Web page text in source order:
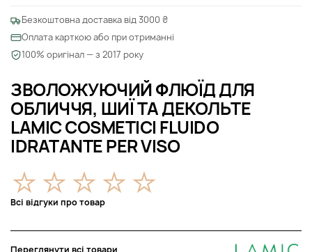
ЗВОЛОЖУЮЧИЙ ФЛЮЇД ДЛЯ
ОБЛИЧЧЯ, ШИЇ ТА ДЕКОЛЬТЕ
LAMIC COSMETICI FLUIDO
IDRATANTE PER VISO
Всі відгуки про товар
Безкоштовна доставка від 3000 ₴
Оплата карткою або при отриманні
100% оригінал — з 2017 року